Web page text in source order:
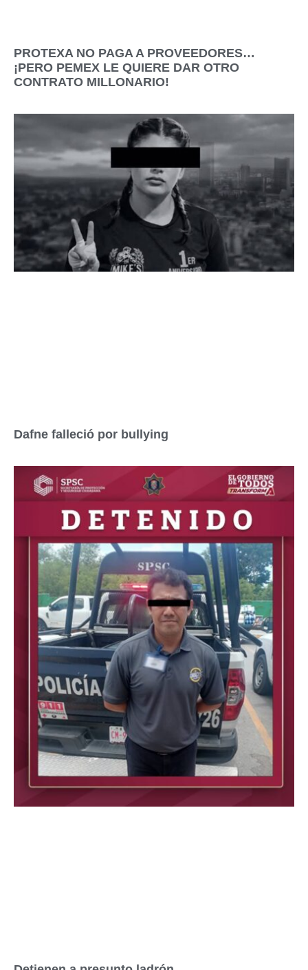
PROTEXA NO PAGA A PROVEEDORES…
¡PERO PEMEX LE QUIERE DAR OTRO
CONTRATO MILLONARIO!
Dafne falleció por bullying